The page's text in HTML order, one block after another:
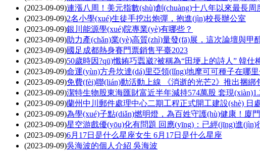
(2023-09-09)連漲八周！美元指數(shù)創(chuàng)十八年以來最長周
(2023-09-09)2名小學(xué)生徒手挖出炮彈，抱進(jìn)校長辦公室
(2023-09-09)銀川能源學(xué)院專業(yè)有哪些？
(2023-09-09)助力產(chǎn)業(yè)高質(zhì)量發(fā)展，這次論壇與
(2023-09-09)國足成都熱身賽門票銷售平臺2023
(2023-09-09)50歲時因?qū)懺姷巧蠠崴?被稱為“田埂上的詩人” 韓仕
(2023-09-09)命運(yùn)方舟坎達(dá)里亞領(lǐng)地摩可可種子在哪
(2023-09-09)免費(fèi)聯(lián)動活動上線 《消逝的光芒2》推出捆綁
(2023-09-09)潔特生物股東海匯財富近半年減持574萬股 套現
(2023-09-09)蘭州中川郵件處理中心二期工程正式開工建設(shè) 日
(2023-09-09)為學(xué)子點(diǎn)燃明燈，為百姓守護(hù)健康！
(2023-09-09)星空游戲優(yōu)化有問題 回應(yīng)：已經(jīng)進(jìn)
(2023-09-09)6月17日是什么星座女生 6月17日是什么星座
(2023-09-09)吳海波的個人介紹 吳海波